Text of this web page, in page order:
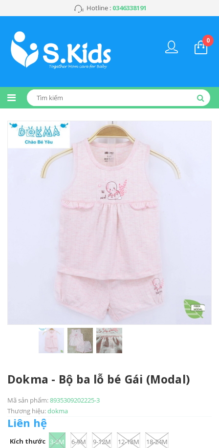
Hotline : 0346338191
0
Dokma - Bộ ba lỗ bé Gái (Modal)
Mã sản phẩm:8935309202225-3
Thương hiệu:dokma
Liên hệ
Kích thước 3-6M 6-9M 9-12M 12-18M 18-24M